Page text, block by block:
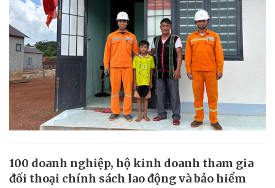
100 doanh nghiệp, hộ kinh doanh tham gia
đối thoại chính sách lao động và bảo hiểm